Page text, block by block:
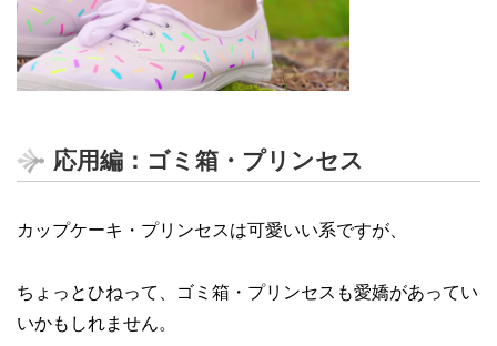
応用編：ゴミ箱・プリンセス
カップケーキ・プリンセスは可愛いい系ですが、
ちょっとひねって、ゴミ箱・プリンセスも愛嬌があってい
いかもしれません。